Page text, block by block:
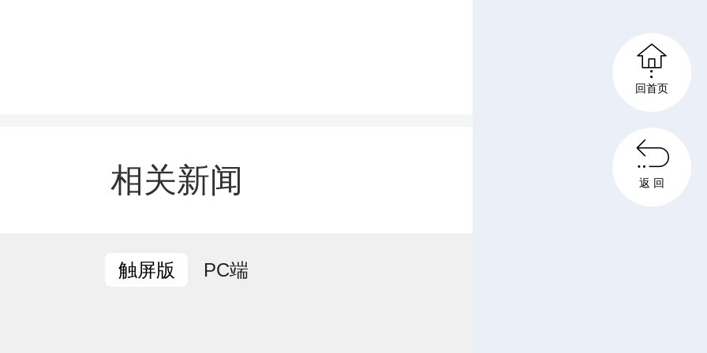
监督责任，会同相关部门聚焦“景
集中的痛点，细化分解区级实事
相关新闻
触屏版 PC端

回首页

返 回